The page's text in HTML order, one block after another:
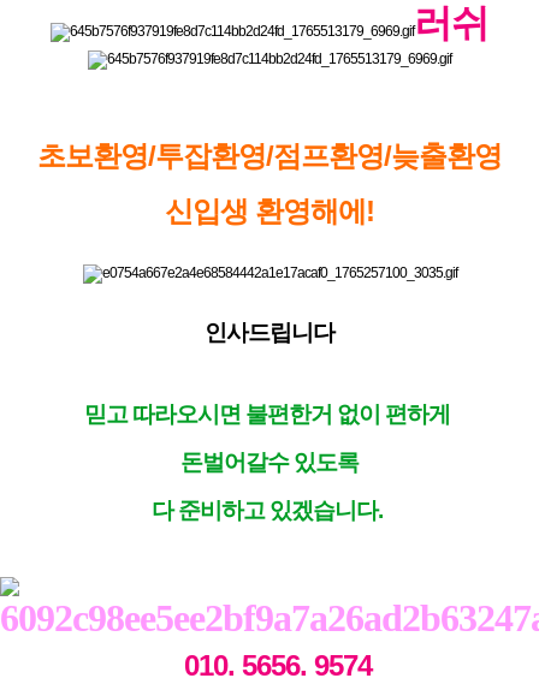
러쉬
초보환영/투잡환영/점프환영/늦출환영
신입생 환영해에!
인사드립니다
믿고 따라오시면 불편한거 없이 편하게
돈벌어갈수 있도록
다 준비하고 있겠습니다.
010. 5656. 9574